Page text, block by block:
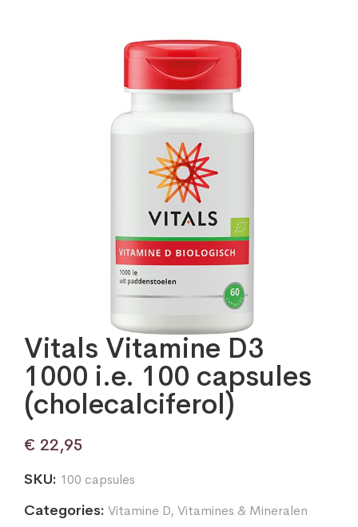
Vitals Vitamine D3
1000 i.e. 100 capsules
(cholecalciferol)
€ 22,95
SKU: 100 capsules
Categories: Vitamine D, Vitamines & Mineralen